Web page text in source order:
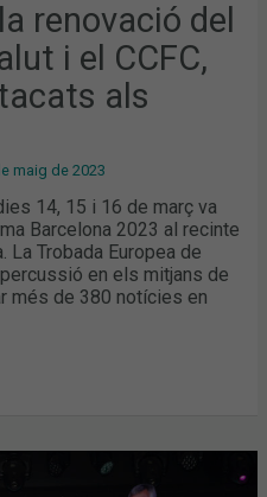
renovació del
i el CCFC,
als
maig de 2023
14, 15 i 16 de març va
Barcelona 2023 al recinte
La Trobada Europea de
en els mitjans de
més de 380 notícies en